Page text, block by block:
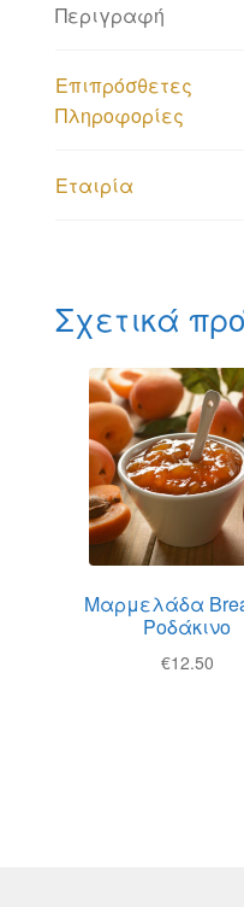
Περιγραφή
Επιπρόσθετες
Πληροφορίες
Εταιρία
Σχετικά
Μαρμελάδα
Ροδάκινο
€12.50